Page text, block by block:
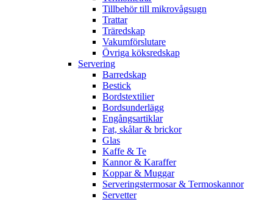
Tillbehör till mikrovågsugn
Trattar
Träredskap
Vakumförslutare
Övriga köksredskap
Servering
Barredskap
Bestick
Bordstextilier
Bordsunderlägg
Engångsartiklar
Fat, skålar & brickor
Glas
Kaffe & Te
Kannor & Karaffer
Koppar & Muggar
Serveringstermosar & Termoskannor
Servetter